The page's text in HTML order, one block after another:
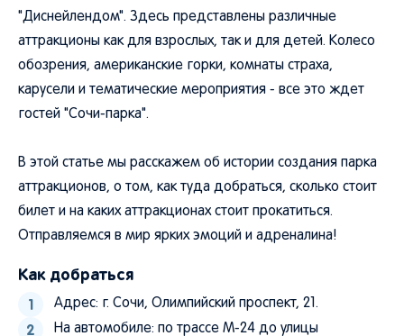
"Диснейлендом". Здесь представлены различные
аттракционы как для взрослых, так и для детей. Колесо
обозрения, американские горки, комнаты страха,
карусели и тематические мероприятия - все это ждет
гостей "Сочи-парка".
В этой статье мы расскажем об истории создания парка
аттракционов, о том, как туда добраться, сколько стоит
билет и на каких аттракционах стоит прокатиться.
Отправляемся в мир ярких эмоций и адреналина!
Как добраться
Адрес: г. Сочи, Олимпийский проспект, 21.
На автомобиле: по трассе М-24 до улицы